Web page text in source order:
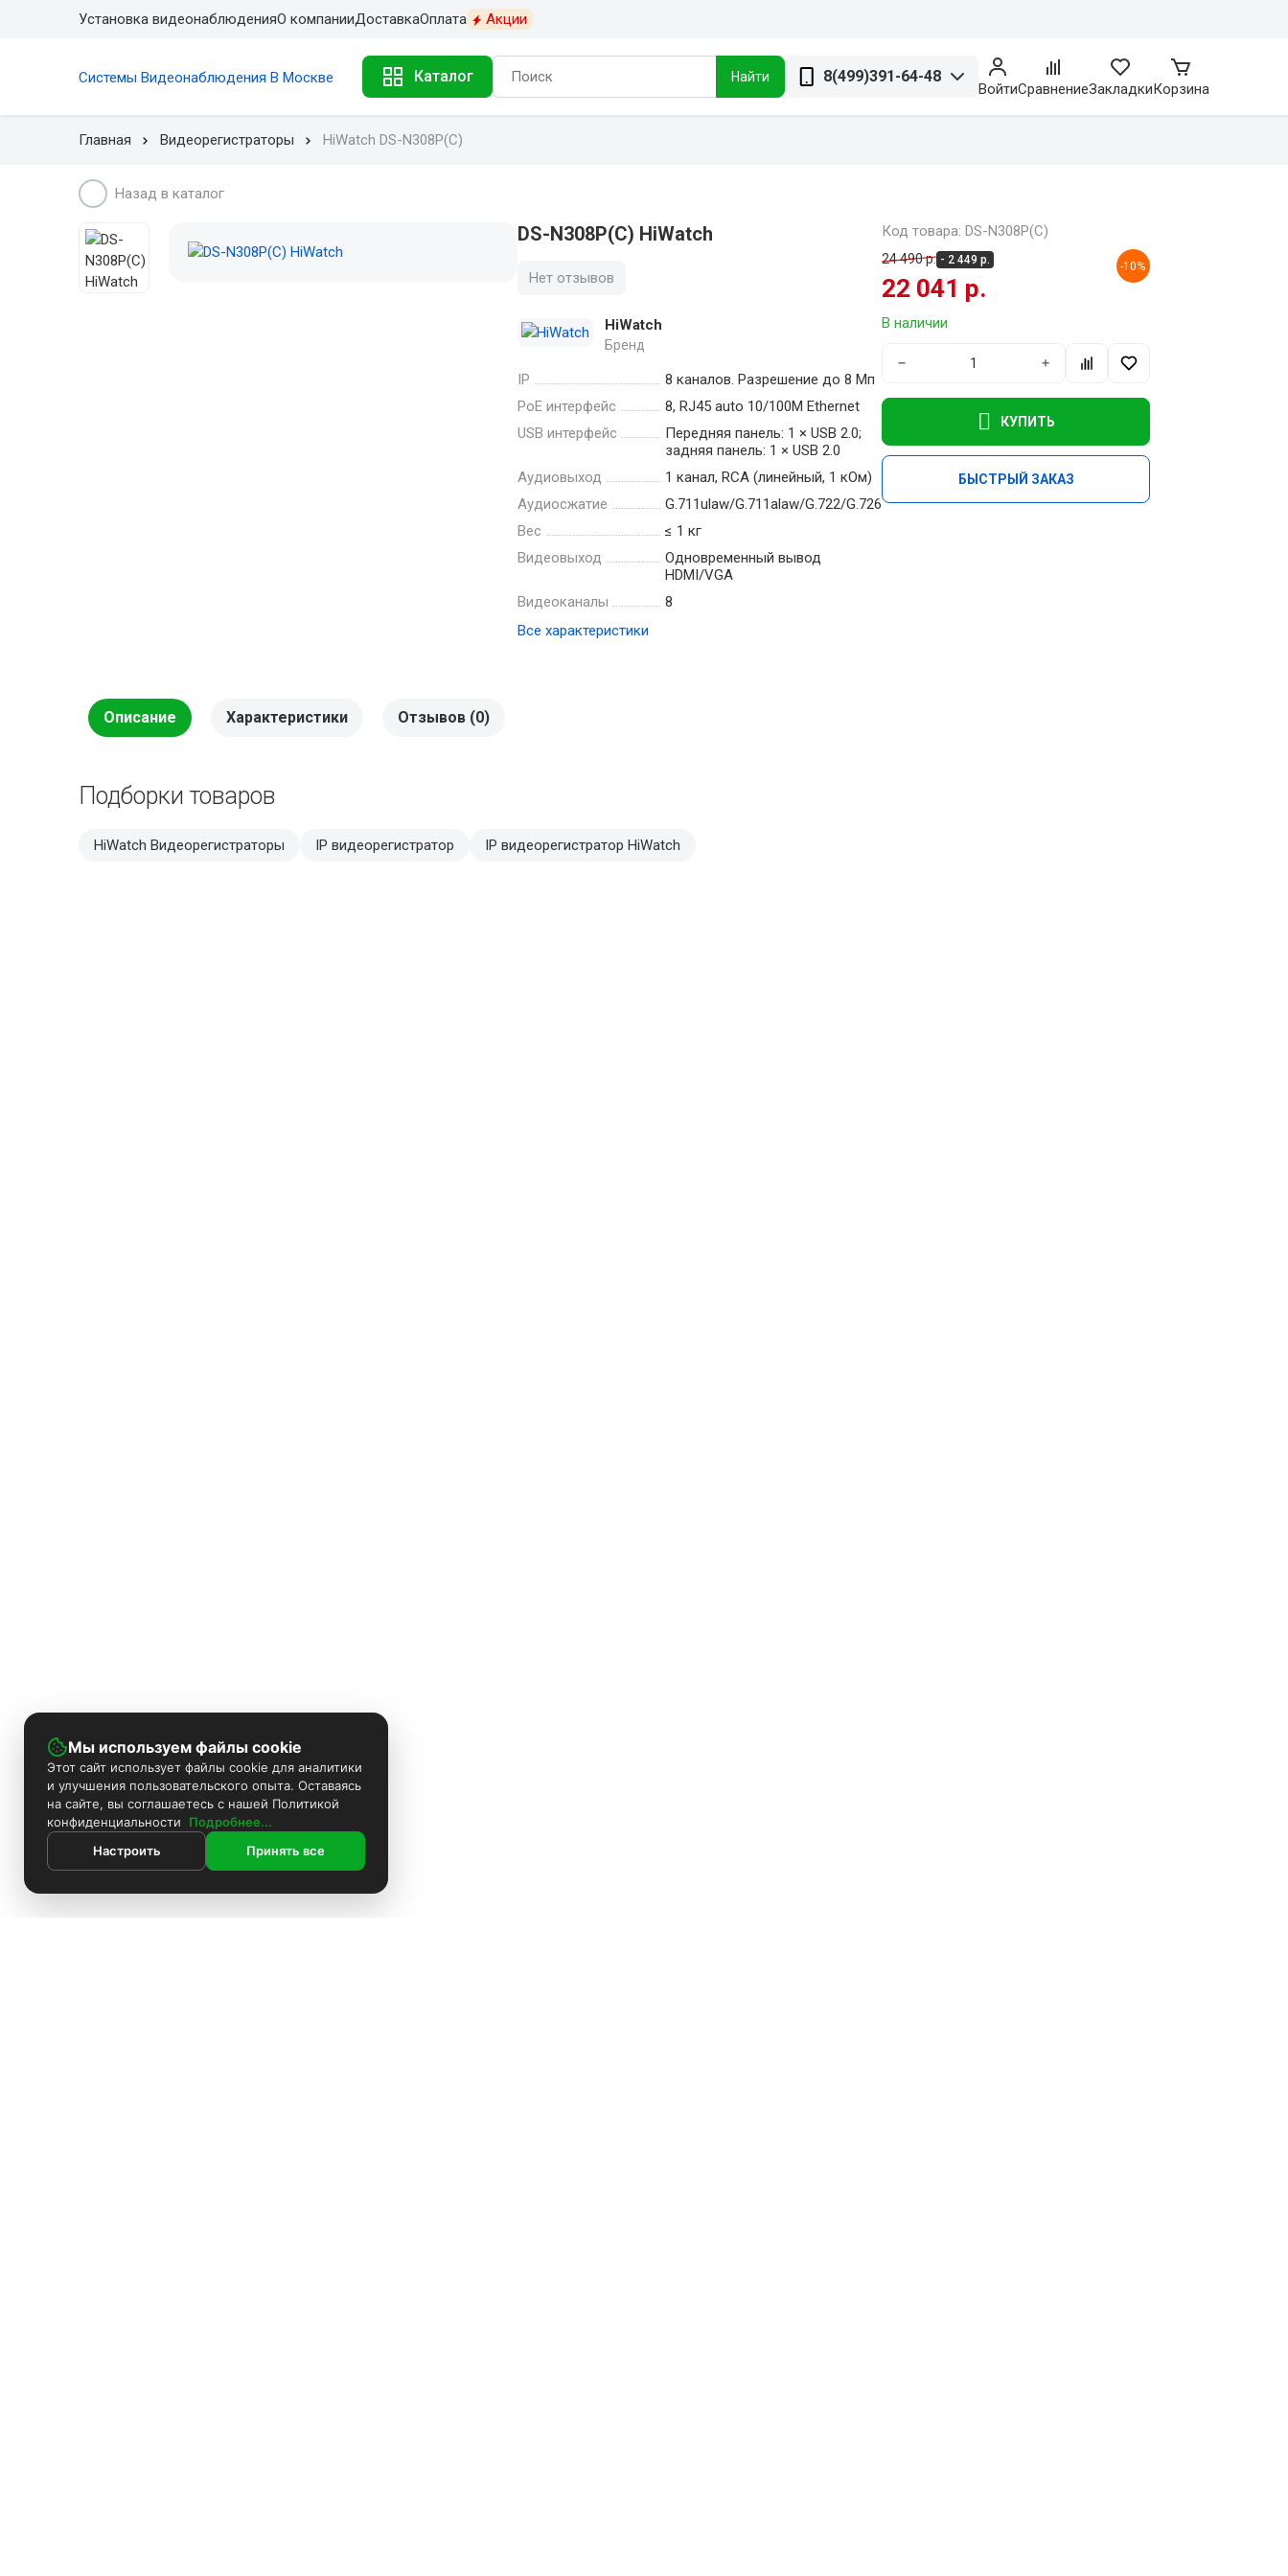
Установка видеонаблюденияО компанииДоставкаОплата Акции
Системы Видеонаблюдения В Москве Каталог Найти 8(499)391-64-48
ВойтиСравнениеЗакладкиКорзина
Главная Видеорегистраторы HiWatch DS-N308P(С)
Назад в каталог
DS-N308P(С) HiWatch
Нет отзывов
HiWatch
Бренд
IP
8 каналов. Разрешение до 8 Мп
PoE интерфейс
8, RJ45 auto 10/100M Ethernet
USB интерфейс
Передняя панель: 1 × USB 2.0;
задняя панель: 1 × USB 2.0
Аудиовыход
1 канал, RCA (линейный, 1 кОм)
Аудиосжатие
G.711ulaw/G.711alaw/G.722/G.726
Вес
≤ 1 кг
Видеовыход
Одновременный вывод
HDMI/VGA
Видеоканалы
8
Все характеристики
Код товара: DS-N308P(С)
24 490 р. - 2 449 р.
22 041 р.
-10%
В наличии
− +
КУПИТЬ
БЫСТРЫЙ ЗАКАЗ
Описание Характеристики Отзывов (0)
Подборки товаров
HiWatch Видеорегистраторы IP видеорегистратор IP видеорегистратор HiWatch
Мы используем файлы cookie
Этот сайт использует файлы cookie для аналитики
и улучшения пользовательского опыта. Оставаясь
на сайте, вы соглашаетесь с нашей Политикой
конфиденциальности
Подробнее...
Настроить
Принять все